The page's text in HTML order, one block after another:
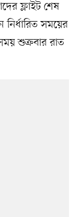
ফ্লাইট শেষ
নির্ধারিত সময়ের
শুক্রবার রাত